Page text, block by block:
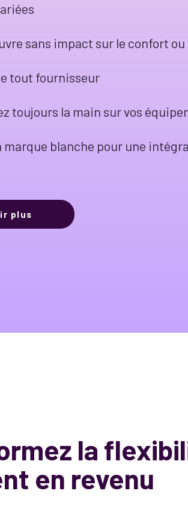
sans impact sur le confort ou
tout fournisseur
toujours la main sur vos
marque blanche pour une
plus
la
en revenu